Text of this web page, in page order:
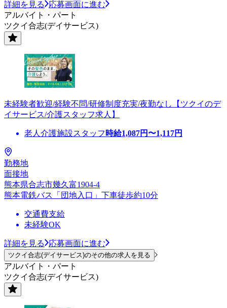
詳細を見る
応募画面に進む
アルバイト・パート
ツクイ合志(デイサービス)
未経験者歓迎/経験不問/研修制度充実/夜勤なし【ツクイのデ
イサービス/介護スタッフ求人】
老人介護施設スタッフ 時給1,087円〜1,117円
勤務地
面接地
熊本県合志市幾久富1904-4
熊本電鉄バス「団地入口」下車徒歩約10分
交通費支給
未経験OK
詳細を見る 応募画面に進む
ツクイ合志(デイサービス)のその他の求人を見る
アルバイト・パート
ツクイ合志(デイサービス)